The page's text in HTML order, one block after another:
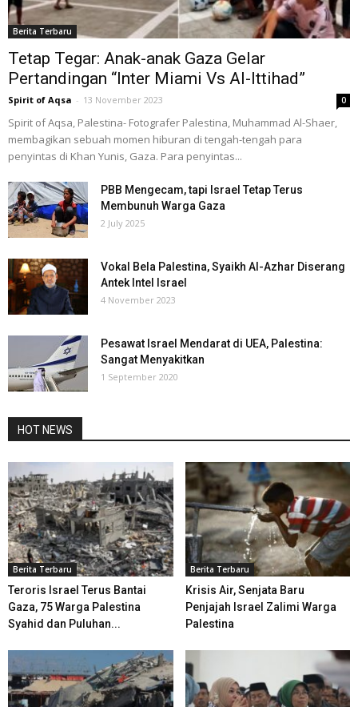
Berita Terbaru
Tetap Tegar: Anak-anak Gaza Gelar
Pertandingan “Inter Miami Vs Al-Ittihad”
Spirit of Aqsa - 13 November 2023 0
Spirit of Aqsa, Palestina- Fotografer Palestina, Muhammad Al-Shaer,
membagikan sebuah momen hiburan di tengah-tengah para
penyintas di Khan Yunis, Gaza. Para penyintas...
PBB Mengecam, tapi Israel Tetap Terus
Membunuh Warga Gaza
2 July 2025
Vokal Bela Palestina, Syaikh Al-Azhar Diserang
Antek Intel Israel
4 November 2023
Pesawat Israel Mendarat di UEA, Palestina:
Sangat Menyakitkan
1 September 2020
HOT NEWS
Berita Terbaru
Teroris Israel Terus Bantai
Gaza, 75 Warga Palestina
Syahid dan Puluhan...
Berita Terbaru
Krisis Air, Senjata Baru
Penjajah Israel Zalimi Warga
Palestina